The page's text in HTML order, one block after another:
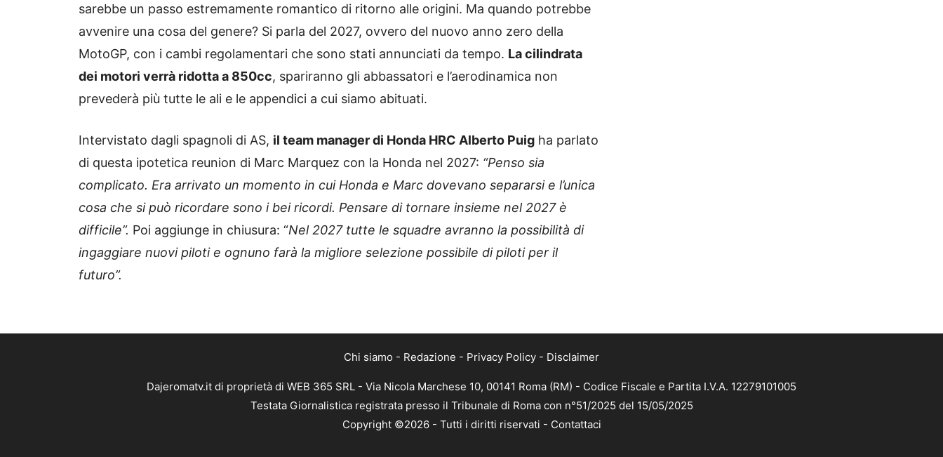
sarebbe un passo estremamente romantico di ritorno alle origini. Ma quando potrebbe
avvenire una cosa del genere? Si parla del 2027, ovvero del nuovo anno zero della
MotoGP, con i cambi regolamentari che sono stati annunciati da tempo. La cilindrata
dei motori verrà ridotta a 850cc, spariranno gli abbassatori e l’aerodinamica non
prevederà più tutte le ali e le appendici a cui siamo abituati.
Intervistato dagli spagnoli di AS, il team manager di Honda HRC Alberto Puig ha parlato
di questa ipotetica reunion di Marc Marquez con la Honda nel 2027: “Penso sia
complicato. Era arrivato un momento in cui Honda e Marc dovevano separarsi e l’unica
cosa che si può ricordare sono i bei ricordi. Pensare di tornare insieme nel 2027 è
difficile”. Poi aggiunge in chiusura: “Nel 2027 tutte le squadre avranno la possibilità di
ingaggiare nuovi piloti e ognuno farà la migliore selezione possibile di piloti per il
futuro”.
Chi siamo - Redazione - Privacy Policy - Disclaimer
Dajeromatv.it di proprietà di WEB 365 SRL - Via Nicola Marchese 10, 00141 Roma (RM) - Codice Fiscale e Partita I.V.A. 12279101005
Testata Giornalistica registrata presso il Tribunale di Roma con n°51/2025 del 15/05/2025
Copyright ©2026 - Tutti i diritti riservati - Contattaci